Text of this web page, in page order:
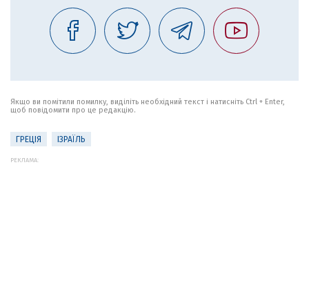
Якщо ви помітили помилку, виділіть необхідний текст і натисніть Ctrl + Enter,
щоб повідомити про це редакцію.
ГРЕЦІЯ ІЗРАЇЛЬ
РЕКЛАМА: